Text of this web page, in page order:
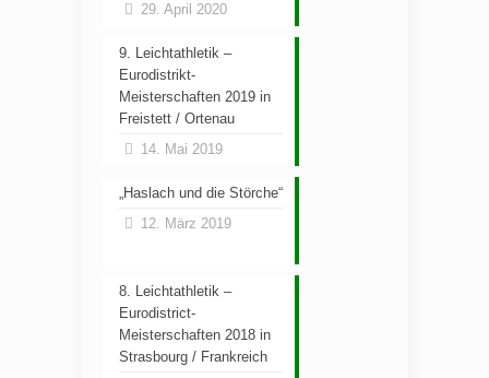
29. April 2020
9. Leichtathletik –
Eurodistrikt-
Meisterschaften 2019 in
Freistett / Ortenau
14. Mai 2019
„Haslach und die Störche“
12. März 2019
8. Leichtathletik –
Eurodistrict-
Meisterschaften 2018 in
Strasbourg / Frankreich